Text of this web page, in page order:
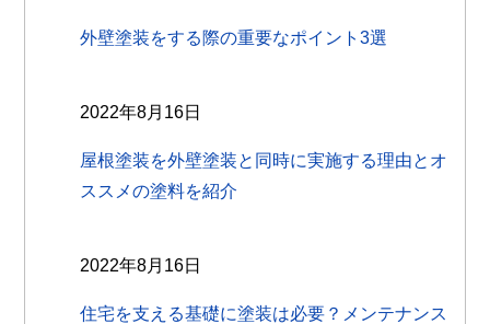
外壁塗装をする際の重要なポイント3選
2022年8月16日
屋根塗装を外壁塗装と同時に実施する理由とオ
ススメの塗料を紹介
2022年8月16日
住宅を支える基礎に塗装は必要？メンテナンス